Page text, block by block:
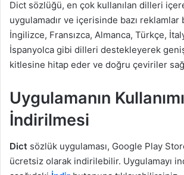
Dict sözlüğü, en çok kullanılan dilleri
uygulamadır ve içerisinde bazı reklamlar
İngilizce, Fransızca, Almanca, Türkçe,
İspanyolca gibi dilleri destekleyerek
kitlesine hitap eder ve doğru çeviriler
Uygulamanın
İndirilmesi
Dict sözlük uygulaması, Google Play
ücretsiz olarak indirilebilir. Uygulamayı